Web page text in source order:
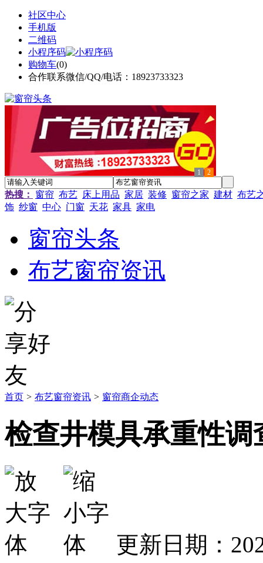
社区中心
手机版
二维码
小程序码
购物车(0)
合作联系微信/QQ/电话：18923733323
1 2
热搜： 窗帘 布艺 床上用品 家居 装修 窗帘之家 建材 布艺
饰 纱窗 中心 门窗 天花 家具 家电
窗帘头条
布艺窗帘资讯
首页 > 布艺窗帘资讯 > 窗帘商企动态
检查井模具承重性调
更新日期：